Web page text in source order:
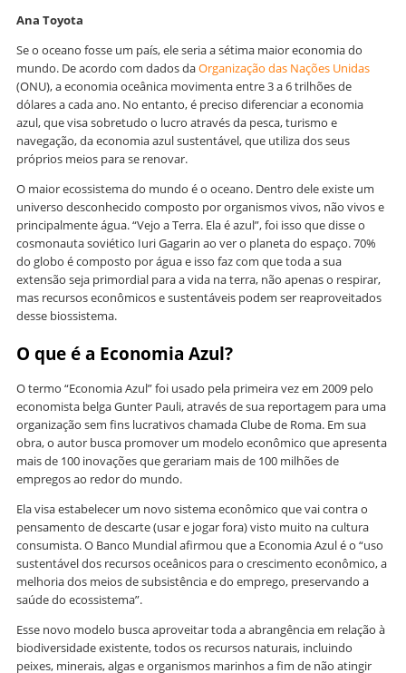
Ana Toyota
Se o oceano fosse um país, ele seria a sétima maior economia do
mundo. De acordo com dados daOrganização das Nações Unidas
(ONU), a economia oceânica movimenta entre 3 a 6 trilhões de
dólares a cada ano. No entanto, é preciso diferenciar a economia
azul, que visa sobretudo o lucro através da pesca, turismo e
navegação, da economia azul sustentável, que utiliza dos seus
próprios meios para se renovar.
O maior ecossistema do mundo é o oceano. Dentro dele existe um
universo desconhecido composto por organismos vivos, não vivos e
principalmente água. “Vejo a Terra. Ela é azul”, foi isso que disse o
cosmonauta soviético Iuri Gagarin ao ver o planeta do espaço. 70%
do globo é composto por água e isso faz com que toda a sua
extensão seja primordial para a vida na terra, não apenas o respirar,
mas recursos econômicos e sustentáveis podem ser reaproveitados
desse biossistema.
O que é a Economia Azul?
O termo “Economia Azul” foi usado pela primeira vez em 2009 pelo
economista belga Gunter Pauli, através de sua reportagem para uma
organização sem fins lucrativos chamada Clube de Roma. Em sua
obra, o autor busca promover um modelo econômico que apresenta
mais de 100 inovações que gerariam mais de 100 milhões de
empregos ao redor do mundo.
Ela visa estabelecer um novo sistema econômico que vai contra o
pensamento de descarte (usar e jogar fora) visto muito na cultura
consumista. O Banco Mundial afirmou que a Economia Azul é o “uso
sustentável dos recursos oceânicos para o crescimento econômico, a
melhoria dos meios de subsistência e do emprego, preservando a
saúde do ecossistema”.
Esse novo modelo busca aproveitar toda a abrangência em relação à
biodiversidade existente, todos os recursos naturais, incluindo
peixes, minerais, algas e organismos marinhos a fim de não atingir